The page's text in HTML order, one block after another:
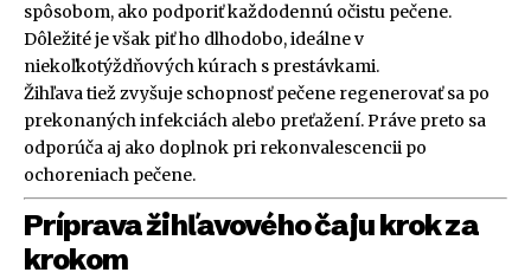
spôsobom, ako podporiť každodennú očistu pečene.
Dôležité je však piť ho dlhodobo, ideálne v
niekoľkotýždňových kúrach s prestávkami.
Žihľava tiež zvyšuje schopnosť pečene regenerovať sa po
prekonaných infekciách alebo preťažení. Práve preto sa
odporúča aj ako doplnok pri rekonvalescencii po
ochoreniach pečene.
Príprava žihľavového čaju krok za
krokom